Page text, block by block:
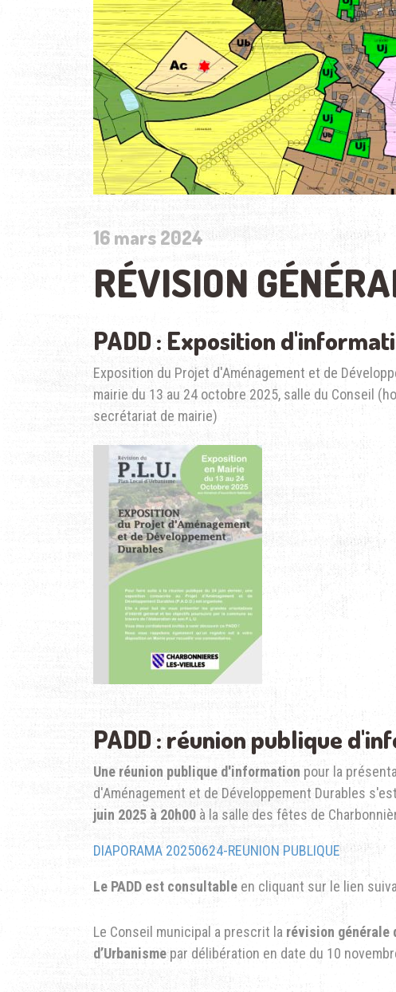
16 mars 2024
RÉVISION
PADD : Exposition
Exposition du Projet d'Aménagement et de
mairie du 13 au 24 octobre 2025, salle du Conseil
secrétariat de mairie)
PADD : réunion publique
Une réunion publique d'information pour la
d'Aménagement et de Développement Durables
juin 2025 à 20h00 à la salle des fêtes de
DIAPORAMA 20250624-REUNION PUBLIQUE
Le PADD est consultable en cliquant sur le lien
Le Conseil municipal a prescrit la révision générale
d’Urbanismepar délibération en date du 10